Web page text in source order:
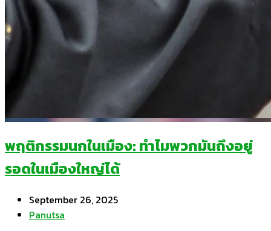
พฤติกรรมนกในเมือง: ทำไมพวกมันถึงอยู่
รอดในเมืองใหญ่ได้
September 26, 2025
Panutsa